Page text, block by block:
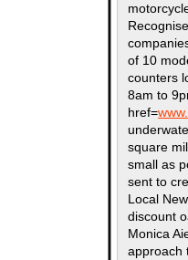
of 10
counters
8am to
href=
square
small as
sent to
Local
discount
Monica
approach